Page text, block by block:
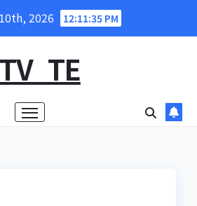
2026 12:11:36 PM
TV_TE